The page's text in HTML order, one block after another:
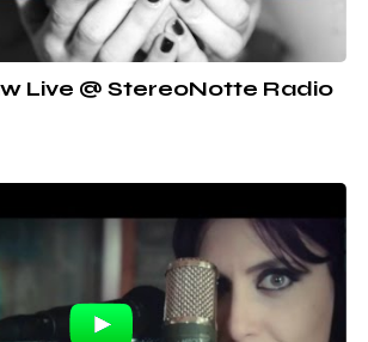
Live @ StereoNotte Radio